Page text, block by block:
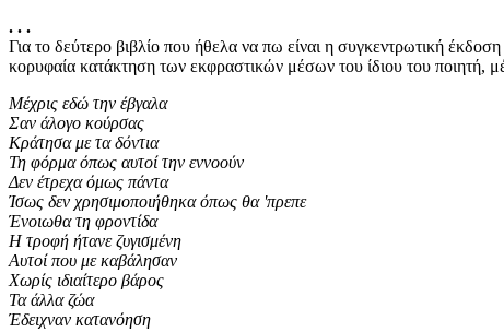
. . .
Για το δεύτερο βιβλίο που ήθελα να πω είναι η συγκεντρωτική
κορυφαία κατάκτηση των εκφραστικών μέσων του ίδιου του ποιητή,
Μέχρις εδώ την έβγαλα
Σαν άλογο κούρσας
Κράτησα με τα δόντια
Τη φόρμα όπως αυτοί την εννοούν
Δεν έτρεχα όμως πάντα
Ίσως δεν χρησιμοποιήθηκα όπως θα 'πρεπε
Ένοιωθα τη φροντίδα
Η τροφή ήτανε ζυγισμένη
Αυτοί που με καβάλησαν
Χωρίς ιδιαίτερο βάρος
Τα άλλα ζώα
Έδειχναν κατανόηση